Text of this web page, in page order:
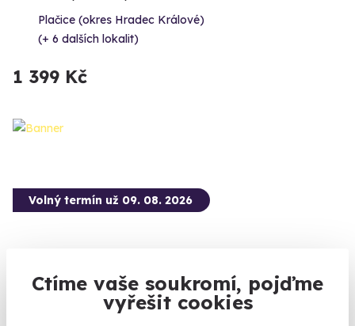
Ctíme vaše soukromí, pojďme
vyřešit cookies
Plačice (okres Hradec Králové)
(+ 6 dalších lokalit)
1 399 Kč
Volný termín už 09. 08. 2026